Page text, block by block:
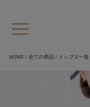
HOME/ 全ての商品/ トップス一覧